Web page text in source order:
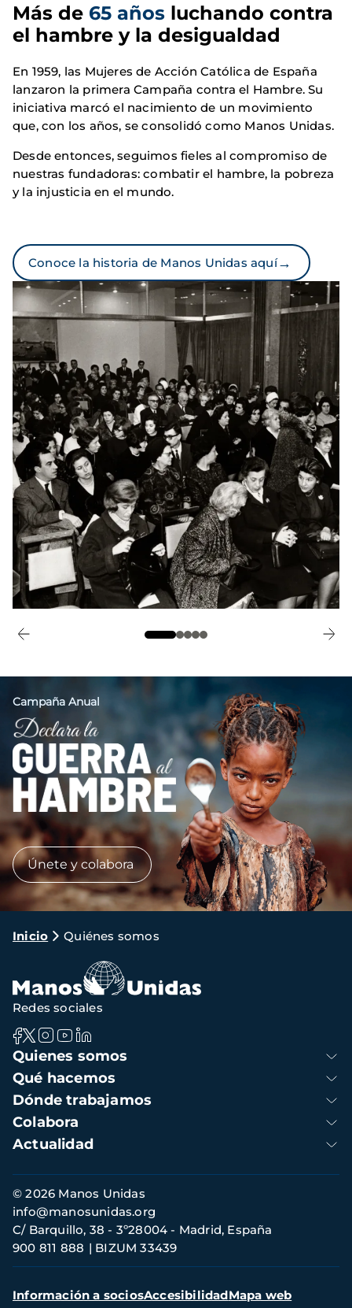
Más de 65 años luchando contra
el hambre y la desigualdad
En 1959, las Mujeres de Acción Católica de España
lanzaron la primera Campaña contra el Hambre. Su
iniciativa marcó el nacimiento de un movimiento
que, con los años, se consolidó como Manos Unidas.
Desde entonces, seguimos fieles al compromiso de
nuestras fundadoras: combatir el hambre, la pobreza
y la injusticia en el mundo.
Conoce la historia de Manos Unidas aquí→
Imagen
Campaña Anual
Únete y colabora
Ruta
navegación
Inicio Quiénes somos
Navegación
principal
Quienes somos
Qué hacemos
Dónde trabajamos
Colabora
Actualidad
Redes sociales
Información
de
contacto
© 2026 Manos Unidas
C/ Barquillo, 38 - 3º28004 - Madrid, España
900 811 888
BIZUM 33439
info@manosunidas.org
Menú
Información a sociosAccesibilidadMapa web